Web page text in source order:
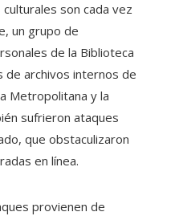
son cada vez
un grupo de
de la Biblioteca
de archivos internos de
Metropolitana y la
sufrieron ataques
que obstaculizaron
en línea.
provienen de